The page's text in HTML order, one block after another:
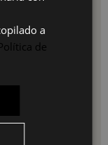
a
y disfruta
límpiala
evitando el uso
a
de